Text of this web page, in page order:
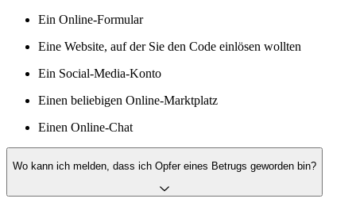
Ein Online-Formular
Eine Website, auf der Sie den Code einlösen wollten
Ein Social-Media-Konto
Einen beliebigen Online-Marktplatz
Einen Online-Chat
Wo kann ich melden, dass ich Opfer eines Betrugs geworden bin?